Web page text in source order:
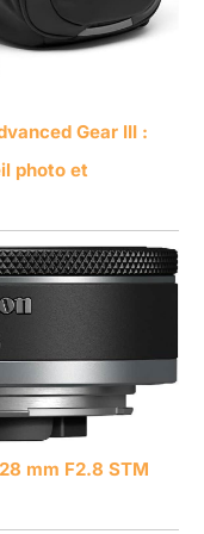
Gear III :
photo et
mm F2.8 STM